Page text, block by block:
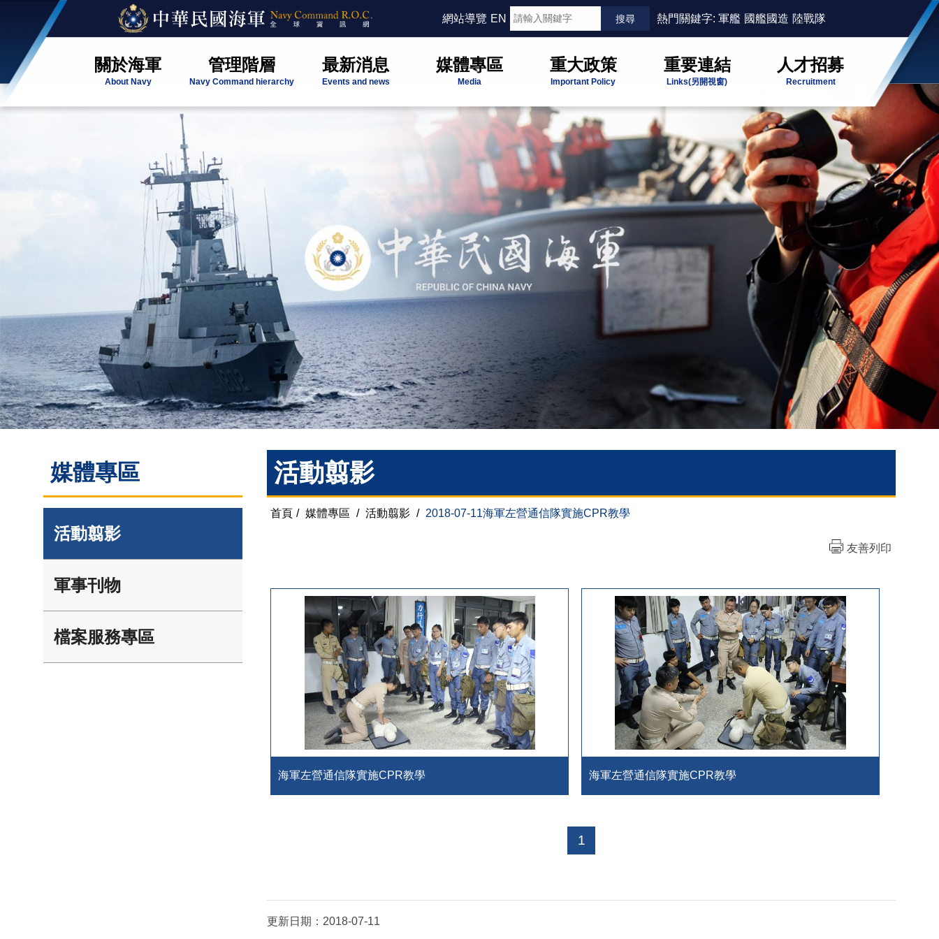
網站導覽 EN 熱門關鍵字: 軍艦 國艦國造 陸戰隊
關於海軍
About Navy
管理階層
Navy Command hierarchy
最新消息
Events and news
媒體專區
Media
重大政策
Important Policy
重要連結
Links(另開視窗)
人才招募
Recruitment
媒體專區
活動翦影
軍事刊物
檔案服務專區
活動翦影
首頁 / 媒體專區 / 活動翦影 / 2018-07-11海軍左營通信隊實施CPR教學
友善列印
海軍左營通信隊實施CPR教學 海軍左營通信隊實施CPR教學
1
更新日期： 2018-07-11